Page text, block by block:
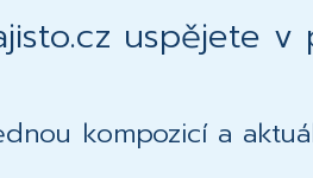
uspějete v
kompozicí a